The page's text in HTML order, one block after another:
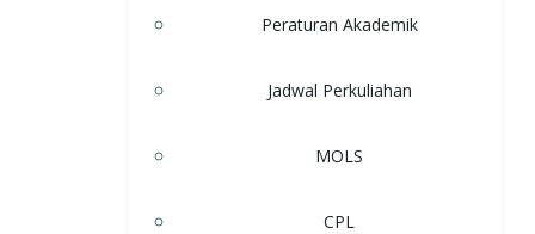
Peraturan Akademik
Jadwal Perkuliahan
MOLS
CPL